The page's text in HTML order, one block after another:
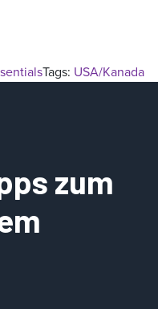
Tags: USA/Kanada
zum